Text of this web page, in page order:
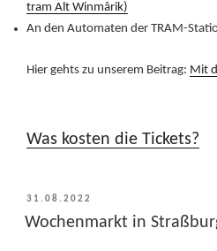
tram Alt Winmârik)
An den Automaten der TRAM-
Hier gehts zu unserem Beitrag: Mit
Was kosten die Tickets?
VERÖFFENTLICHT
AM
31.08.2022
Wochenmarkt in